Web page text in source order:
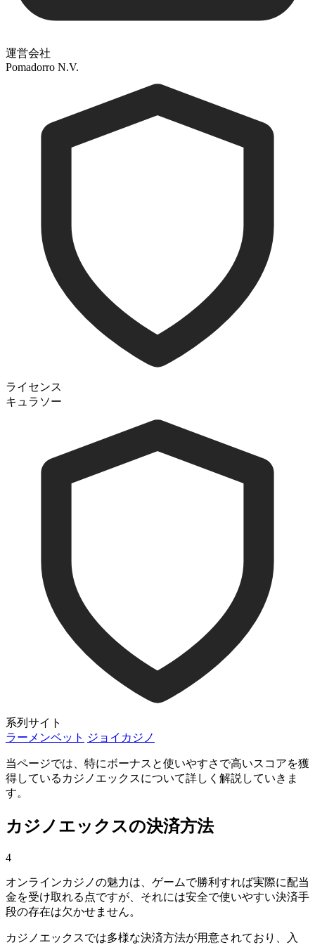
運営会社
Pomadorro N.V.
ライセンス
キュラソー
系列サイト
ラーメンベット ジョイカジノ
当ページでは、特にボーナスと使いやすさで高いスコアを獲
得しているカジノエックスについて詳しく解説していきま
す。
カジノエックスの決済方法
4
オンラインカジノの魅力は、ゲームで勝利すれば実際に配当
金を受け取れる点ですが、それには安全で使いやすい決済手
段の存在は欠かせません。
カジノエックスでは多様な決済方法が用意されており、入